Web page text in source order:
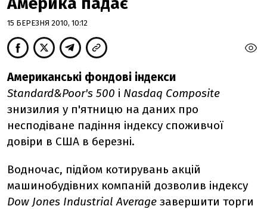
15 БЕРЕЗНЯ 2010, 10:12
Американські фондові індекси
Standard&Poor's 500 і Nasdaq Composite
знизилия у п'ятницю на даних про
несподіване падіння індексу споживчої
довіри в США в березні.
Водночас, підйом котирувань акцій
машинобудівних компаній дозволив індексу
Dow Jones Industrial Average завершити торги